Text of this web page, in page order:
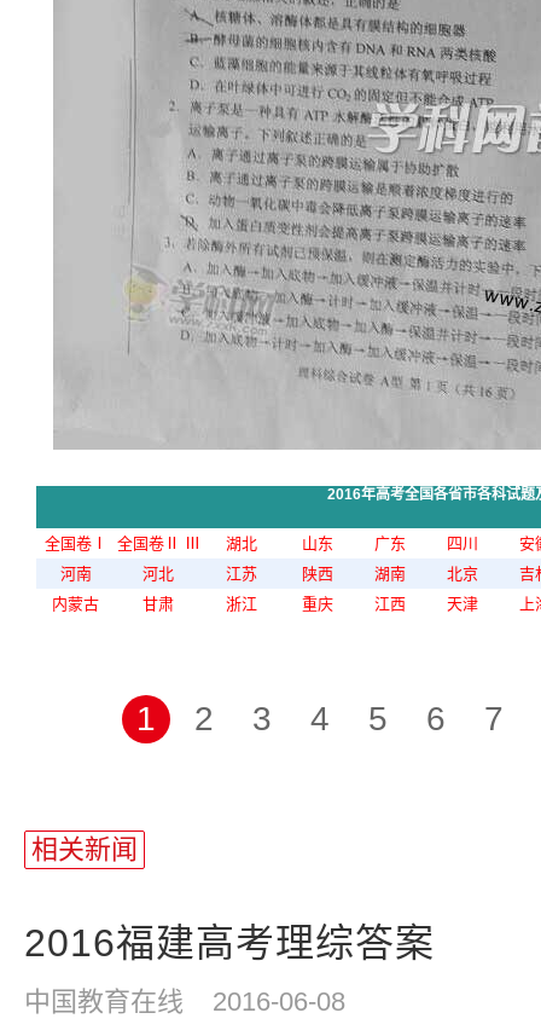
2016年高考全国各省市各科试题
全国卷Ⅰ 全国卷Ⅱ 湖北 山东 广东 四川
安
河南
河北 江苏 陕西 湖南 北京
吉
内蒙古
甘肃 浙江 重庆 江西 天津 上
1 2 3 4 5 6 7
相关新闻
2016福建高考理综答案
中国教育在线 2016-06-08